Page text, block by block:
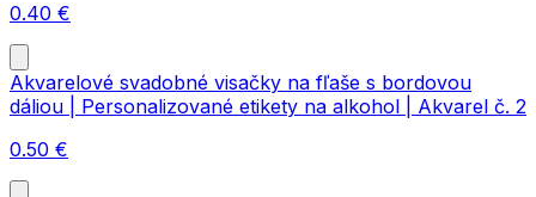
0.40 €
Akvarelové svadobné visačky na fľaše s bordovou
dáliou | Personalizované etikety na alkohol | Akvarel č. 2
0.50 €